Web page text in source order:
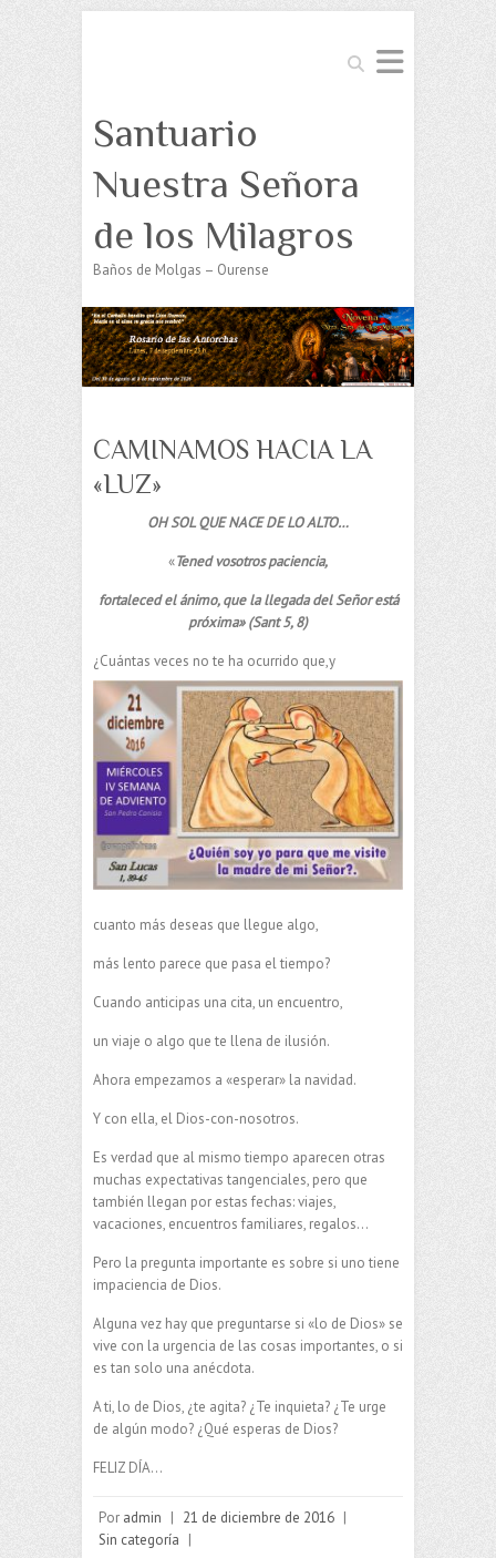
Buscar
Santuario
Nuestra Señora
de los Milagros
Baños de Molgas – Ourense
CAMINAMOS HACIA LA
«LUZ»
OH SOL QUE NACE DE LO ALTO…
«Tened vosotros paciencia,
fortaleced el ánimo, que la llegada del Señor está
próxima» (Sant 5, 8)
¿Cuántas veces no te ha ocurrido que,y
cuanto más deseas que llegue algo,
más lento parece que pasa el tiempo?
Cuando anticipas una cita, un encuentro,
un viaje o algo que te llena de ilusión.
Ahora empezamos a «esperar» la navidad.
Y con ella, el Dios-con-nosotros.
Es verdad que al mismo tiempo aparecen otras
muchas expectativas tangenciales, pero que
también llegan por estas fechas: viajes,
vacaciones, encuentros familiares, regalos…
Pero la pregunta importante es sobre si uno tiene
impaciencia de Dios.
Alguna vez hay que preguntarse si «lo de Dios» se
vive con la urgencia de las cosas importantes, o si
es tan solo una anécdota.
A ti, lo de Dios, ¿te agita? ¿Te inquieta? ¿Te urge
de algún modo? ¿Qué esperas de Dios?
FELIZ DÍA…
Por admin | 21 de diciembre de 2016 |
Sin categoría |